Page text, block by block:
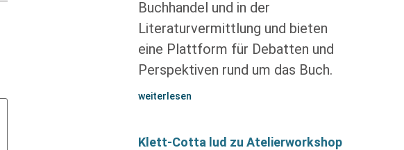
Buchhandel und in der
Literaturvermittlung und bieten
eine Plattform für Debatten und
Perspektiven rund um das Buch.
weiterlesen
Klett-Cotta lud zu Atelierworkshop